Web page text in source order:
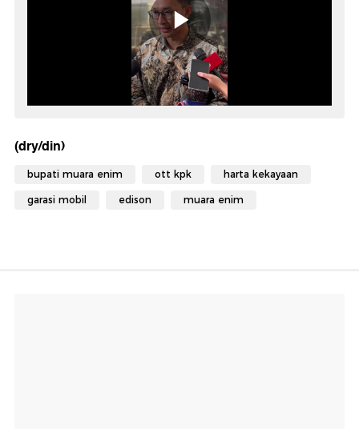
(dry/din)
bupati muara enim ott kpk harta kekayaan
garasi mobil edison muara enim